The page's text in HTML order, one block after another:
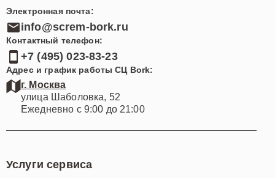
Электронная почта:
info@screm-bork.ru
Контактный телефон:
+7 (495) 023-83-23
Адрес и график работы СЦ Bork:
г. Москва
улица Шаболовка, 52
Ежедневно с 9:00 до 21:00
Услуги сервиса